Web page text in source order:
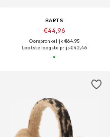
BARTS
€44,96
Oorspronkelijk: €64,95
Laatste laagste prijs:€42,46